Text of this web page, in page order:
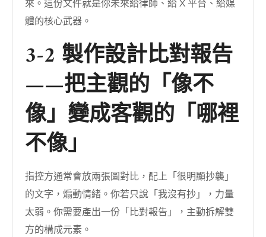
來。這份文件就是你未來給律師、給 X 平台、給媒
體的核心武器。
3-2 製作設計比對報告
——把主觀的「像不
像」變成客觀的「哪裡
不像」
指控方通常會放兩張圖對比，配上「很明顯抄襲」
的文字，煽動情緒。你若只說「我沒有抄」，力量
太弱。你需要產出一份「比對報告」，主動拆解雙
方的構成元素。